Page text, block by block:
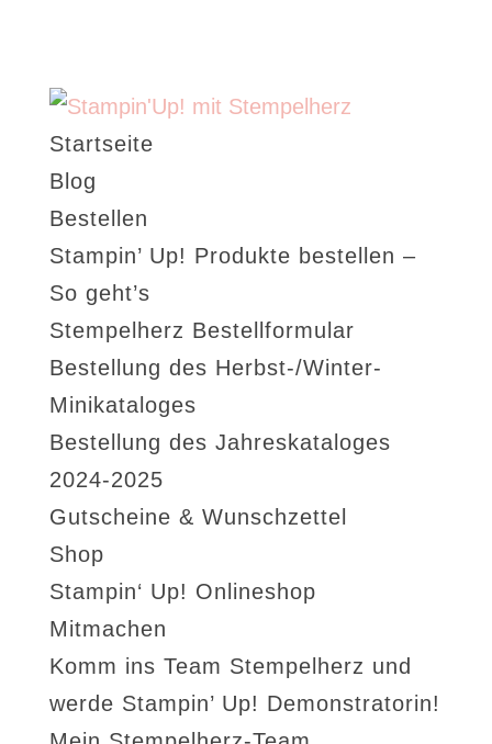
Startseite
Blog
Bestellen
Stampin’ Up! Produkte bestellen –
So geht’s
Stempelherz Bestellformular
Bestellung des Herbst-/Winter-
Minikataloges
Bestellung des Jahreskataloges
2024-2025
Gutscheine & Wunschzettel
Shop
Stampin‘ Up! Onlineshop
Mitmachen
Komm ins Team Stempelherz und
werde Stampin’ Up! Demonstratorin!